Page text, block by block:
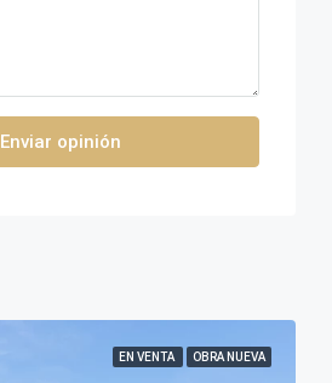
Enviar opinión
EN VENTA OBRA NUEVA